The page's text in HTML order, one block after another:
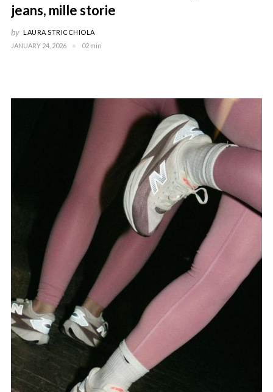
jeans, mille storie
by LAURA STRICCHIOLA
JANUARY 24, 2026
02 min